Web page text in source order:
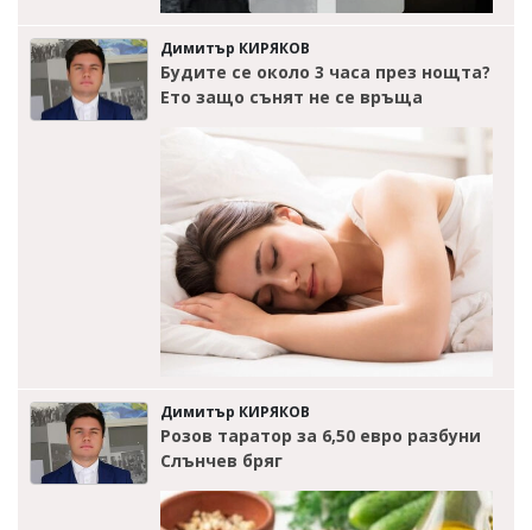
Димитър КИРЯКОВ
Будите се около 3 часа през нощта?
Ето защо сънят не се връща
Димитър КИРЯКОВ
Розов таратор за 6,50 евро разбуни
Слънчев бряг